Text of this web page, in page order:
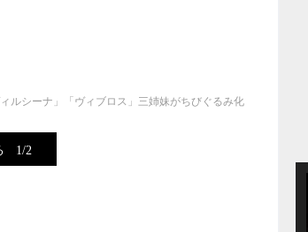
ルシーナ」「ヴィブロス」三姉妹がちびぐるみ化
1/2